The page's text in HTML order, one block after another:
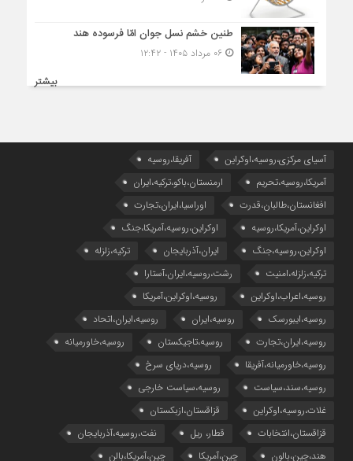
طنین خشم نسل جوان امّا فرسوده هند
۰۶ مرداد ۱۴۰۵ - ۱۲:۴۲
بیشتر
آسیای مرکزی،روسیه،اوکراین
آفریقا،روسیه
آمریکا،روسیه،تحریم
ارمنستان،باکو،ترکیه،ایران
افغانستان،طالبان،قدرت
اوراسیا،ایران،تجارت
اوکراین،آمریکا،روسیه
اوکراین،روسیه،آمریکا،جنگ
اوکراین،روسیه،جنگ
ایران،آذربایجان
ترکیه،زلزله
ترکیه،زلزله،امنیت
رشت،روسیه،ایران،آستارا
روسیه،اعراب،اوکراین
روسیه،اوکراین،آمریکا
روسیه،ایبورسک
روسیه،ایران
روسیه،ایران،اتحاد
روسیه،ایران،تجارت
روسیه،تاجیکستان
روسیه،خاورمیانه
روسیه،خاورمیانه،آفریقا
روسیه،دریای سرخ
روسیه،سند،سیاست
روسیه،سیاست خارجی
غلات،روسیه،اوکراین
قزاقستان،ازبکستان
قزاقستان،انتخابات
قطار، ریل
نفت،روسیه،آذربایجان
هند،چین،بالون
چین،آمریکا
چین،آمریکا،بالن